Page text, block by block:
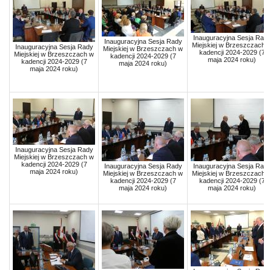
Inauguracyjna Sesja Rady
Miejskiej w Brzeszczach w
kadencji 2024-2029 (7
maja 2024 roku)
Inauguracyjna Sesja Rady
Miejskiej w Brzeszczach w
kadencji 2024-2029 (7
maja 2024 roku)
Inauguracyjna Sesja Rady
Miejskiej w Brzeszczach w
kadencji 2024-2029 (7
maja 2024 roku)
Inauguracyjna Sesja Rady
Miejskiej w Brzeszczach w
kadencji 2024-2029 (7
maja 2024 roku)
Inauguracyjna Sesja Rady
Miejskiej w Brzeszczach w
kadencji 2024-2029 (7
maja 2024 roku)
Inauguracyjna Sesja Rady
Miejskiej w Brzeszczach w
kadencji 2024-2029 (7
maja 2024 roku)